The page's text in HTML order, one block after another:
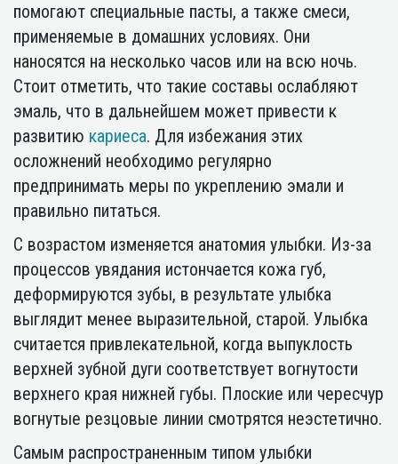
помогают специальные пасты, а также смеси,
применяемые в домашних условиях. Они
наносятся на несколько часов или на всю ночь.
Стоит отметить, что такие составы ослабляют
эмаль, что в дальнейшем может привести к
развитию кариеса. Для избежания этих
осложнений необходимо регулярно
предпринимать меры по укреплению эмали и
правильно питаться.
С возрастом изменяется анатомия улыбки. Из-за
процессов увядания истончается кожа губ,
деформируются зубы, в результате улыбка
выглядит менее выразительной, старой. Улыбка
считается привлекательной, когда выпуклость
верхней зубной дуги соответствует вогнутости
верхнего края нижней губы. Плоские или чересчур
вогнутые резцовые линии смотрятся неэстетично.
Самым распространенным типом улыбки